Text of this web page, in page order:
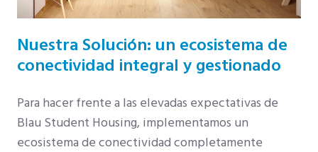
Nuestra Solución: un ecosistema de
conectividad integral y gestionado
Para hacer frente a las elevadas expectativas de
Blau Student Housing, implementamos un
ecosistema de conectividad completamente